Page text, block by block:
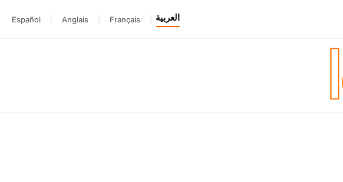
العربية Français
Anglais
Español